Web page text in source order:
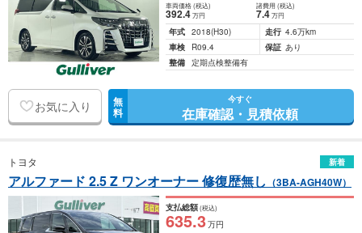
車両価格(税込)
392.4万円
諸費用 (税込)
7.4 万円
年式 2018(H30) 走行 4.6万km
車検
R09.4 保証 あり
整備 定期点検整備有
お気に入り 無
料
今すぐ
在庫確認・見積依頼
トヨタ 新着
アルファード 2.5 Z ワンオーナー 修復歴無し （3BA-AGH40W）
支払総額(税込)
635.3万円